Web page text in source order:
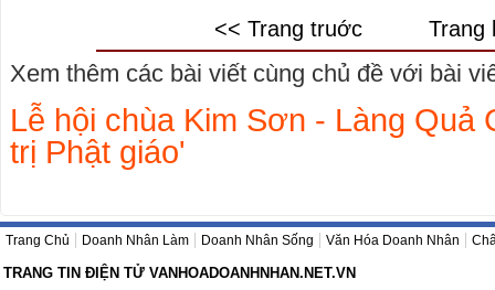
<< Trang truớc
Trang
Xem thêm các bài viết cùng chủ đề với bài
Lễ hội chùa Kim Sơn - Làng Quả
trị Phật giáo'
Trang Chủ Doanh Nhân Làm Doanh Nhân Sống Văn Hóa Doanh Nhân
TRANG TIN ĐIỆN TỬ VANHOADOANHNHAN.NET.VN